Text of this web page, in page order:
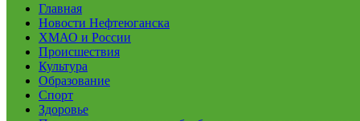
Главная
Новости Нефтеюганска
ХМАО и России
Происшествия
Культура
Образование
Спорт
Здоровье